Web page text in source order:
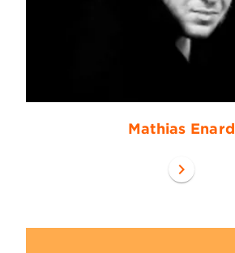
Mathias Enard
chevron_right